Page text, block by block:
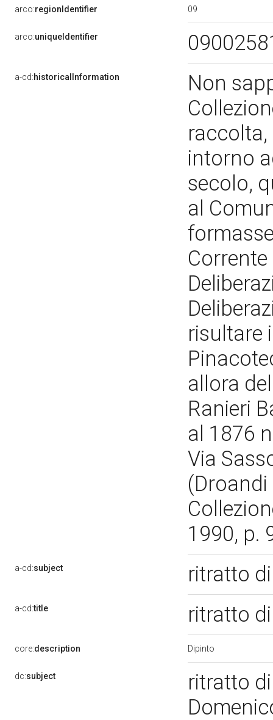
arco:regionIdentifier 09
arco:uniqueIdentifier
a-cd:historicalInformation
Non
raccolta,
intorno
secolo,
al
risultare
allora
Ranieri
al 1876
Via
(Droandi
1990, p.
a-cd:subject ritratto
a-cd:title ritratto
core:description Dipinto
dc:subject
ritratto